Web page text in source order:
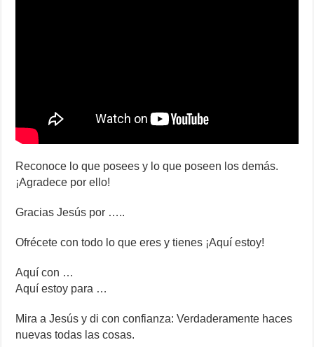
Reconoce lo que posees y lo que poseen los demás.
¡Agradece por ello!
Gracias Jesús por …..
Ofrécete con todo lo que eres y tienes ¡Aquí estoy!
Aquí con …
Aquí estoy para …
Mira a Jesús y di con confianza: Verdaderamente haces
nuevas todas las cosas.